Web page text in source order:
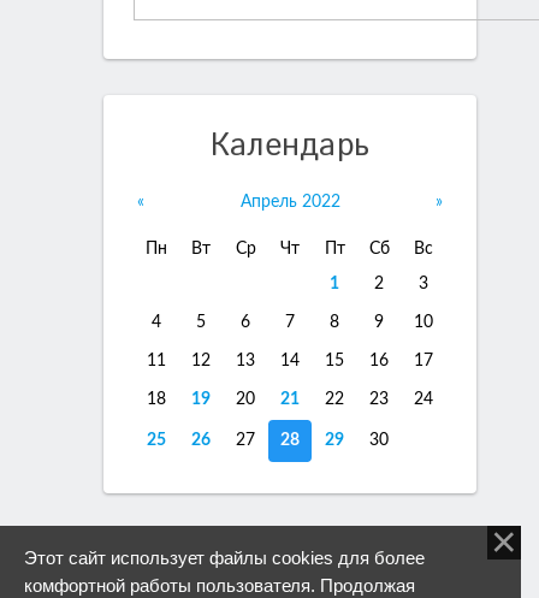
Календарь
« Апрель 2022 »
Пн Вт Ср Чт Пт Сб Вс
1 2 3
4 5 6 7 8 9 10
11 12 13 14 15 16 17
18 19 20 21 22 23 24
25 26 27 28 29 30
Этот сайт использует файлы cookies для более
комфортной работы пользователя. Продолжая